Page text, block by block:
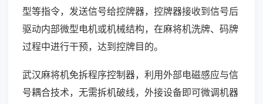
型等指令，发送信号给控牌器，控牌器接收到信号后
驱动内部微型电机或机械结构，在麻将机洗牌、码牌
过程中进行干预，达到控牌目的。
武汉麻将机免拆程序控制器，利用外部电磁感应与信
号耦合技术，无需拆机破线，外接设备即可微调机器